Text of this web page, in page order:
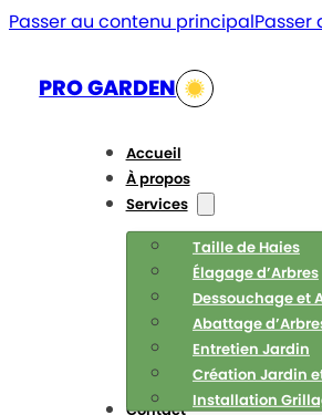
Passer au contenu principal
PRO GARDEN
Accueil
À propos
Services
Taille de Haies
Élagage d’Arbres
Dessouchage et
Abattage
Entretien Jardin
Création Jardin
Installation
Contact